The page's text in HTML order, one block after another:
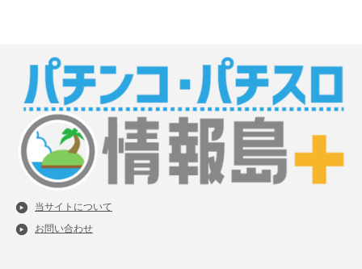
当サイトについて
お問い合わせ